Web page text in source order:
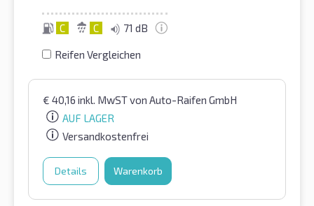
C C 71 dB
Reifen Vergleichen
€ 40,16 inkl. MwSTvon Auto-Raifen GmbH
AUF LAGER
Versandkostenfrei
Details Warenkorb